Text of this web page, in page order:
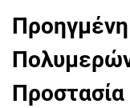
Προηγμένη
Προστασία